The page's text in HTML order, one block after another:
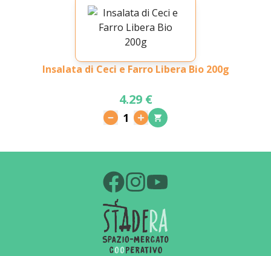
Insalata di Ceci e Farro Libera Bio 200g
4.29 €
1